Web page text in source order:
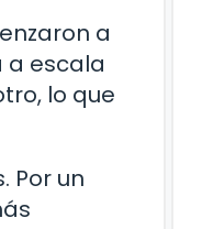
a
a escala
lo que
Por un